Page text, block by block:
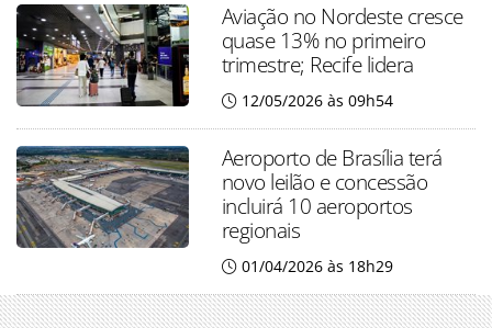
Aviação no Nordeste cresce
quase 13% no primeiro
trimestre; Recife lidera
12/05/2026 às 09h54
Aeroporto de Brasília terá
novo leilão e concessão
incluirá 10 aeroportos
regionais
01/04/2026 às 18h29